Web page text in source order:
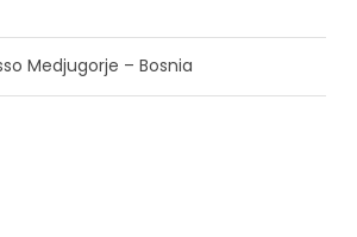
Medjugorje – Bosnia